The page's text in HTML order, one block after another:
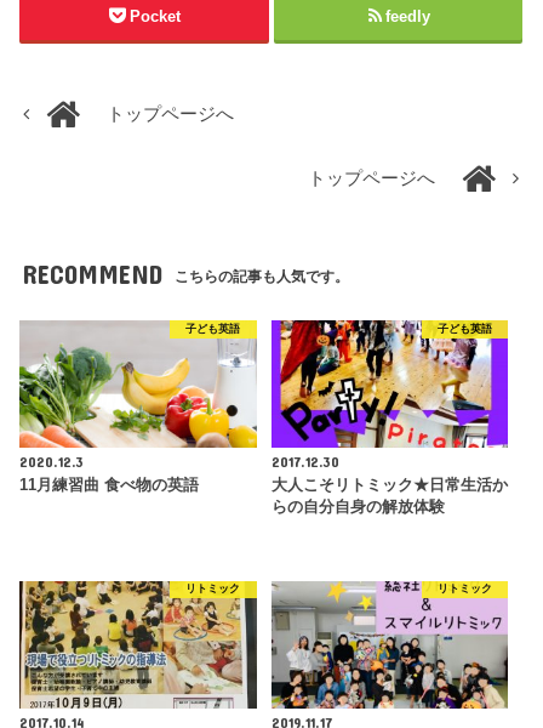
Pocket feedly
トップページへ
トップページへ
RECOMMEND こちらの記事も人気です。
子ども英語
2020.12.3
11月練習曲 食べ物の英語
子ども英語
2017.12.30
大人こそリトミック★日常生活か
らの自分自身の解放体験
リトミック
2017.10.14
リトミック
2019.11.17